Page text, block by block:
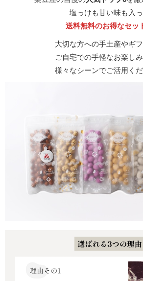
塩っけも甘い味も入
送料無料のお得なセッ
大切な方への手土産やギフ
ご自宅での手軽なお楽しみ
様々なシーンでご活用くだ